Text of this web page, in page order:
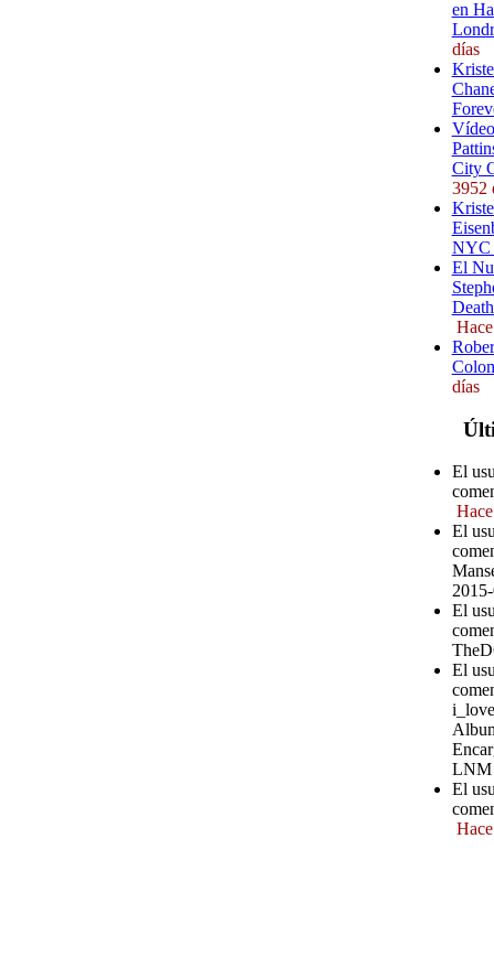
en
días
City
3952
NYC
El
días
El
El
El
El
LNM
El